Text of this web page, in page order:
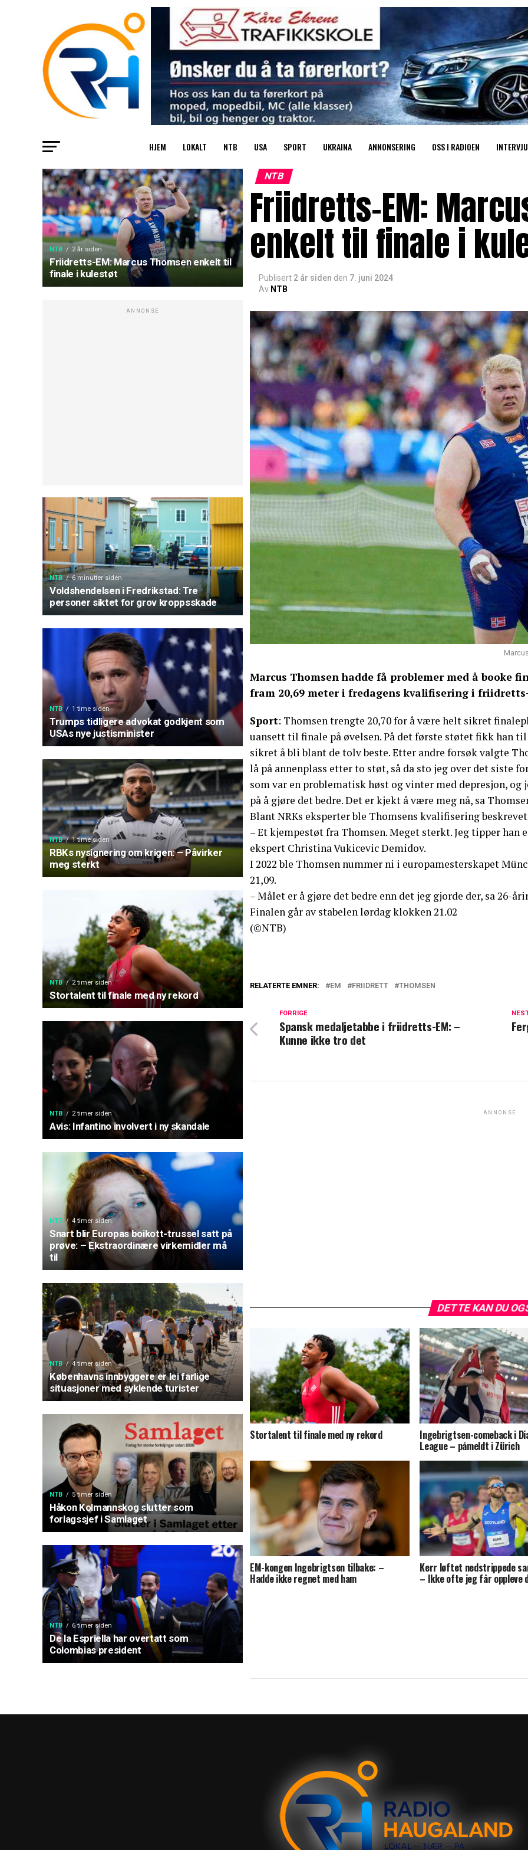
HJEM LOKALT NTB USA SPORT UKRAINA ANNONSERING OSS I RADIOEN INTERVJU
NTB 2 år siden
Friidretts-EM: Marcus Thomsen enkelt til
finale i kulestøt
ANNONSE
NTB 6 minutter siden
Voldshendelsen i Fredrikstad: Tre
personer siktet for grov kroppsskade
NTB 1 time siden
Trumps tidligere advokat godkjent som
USAs nye justisminister
NTB 1 time siden
RBKs nysignering om krigen: – Påvirker
meg sterkt
NTB 2 timer siden
Stortalent til finale med ny rekord
NTB 2 timer siden
Avis: Infantino involvert i ny skandale
NTB 4 timer siden
Snart blir Europas boikott-trussel satt på
prøve: – Ekstraordinære virkemidler må
til
NTB 4 timer siden
Københavns innbyggere er lei farlige
situasjoner med syklende turister
NTB 5 timer siden
Håkon Kolmannskog slutter som
forlagssjef i Samlaget
NTB 6 timer siden
De la Espriella har overtatt som
Colombias president
NTB
Friidretts-EM:
enkelt til finale i
Publisert 2 år siden den 7. juni 2024
Av NTB
Marcus Thomsen hadde få problemer med å booke
fram 20,69 meter i fredagens kvalifisering i
Sport: Thomsen trengte 20,70 for å være helt sikret
uansett til finale på øvelsen. På det første støtet fikk han
sikret å bli blant de tolv beste. Etter andre forsøk valgte
lå på annenplass etter to støt, så da sto jeg over det siste
som var en problematisk høst og vinter med depresjon, og
på å gjøre det bedre. Det er kjekt å være meg nå, sa
Blant NRKs eksperter ble Thomsens kvalifisering
– Et kjempestøt fra Thomsen. Meget sterkt. Jeg tipper han
ekspert Christina Vukicevic Demidov.
I 2022 ble Thomsen nummer ni i europamesterskapet
21,09.
– Målet er å gjøre det bedre enn det jeg gjorde der, sa 26-
Finalen går av stabelen lørdag klokken 21.02
(©NTB)
RELATERTE EMNER: EM FRIIDRETT THOMSEN
FORRIGE
Spansk medaljetabbe i friidretts-EM: –
Kunne ikke tro det
ANNONSE
DETTE KAN DU
Stortalent til finale med ny rekord Ingebrigtsen-comeback i
League – påmeldt i Zürich
EM-kongen Ingebrigtsen tilbake: –
Hadde ikke regnet med ham
Kerr løftet nedstrippede
– Ikke ofte jeg får oppleve